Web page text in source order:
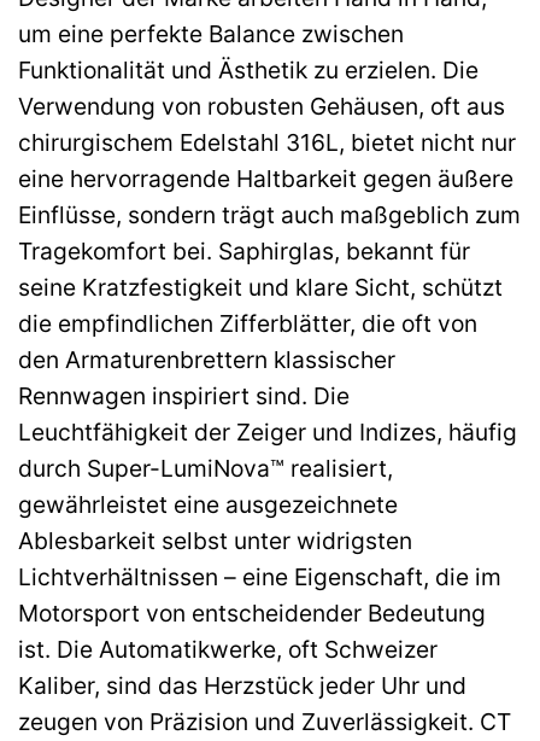
um eine perfekte Balance zwischen
Funktionalität und Ästhetik zu erzielen. Die
Verwendung von robusten Gehäusen, oft aus
chirurgischem Edelstahl 316L, bietet nicht nur
eine hervorragende Haltbarkeit gegen äußere
Einflüsse, sondern trägt auch maßgeblich zum
Tragekomfort bei. Saphirglas, bekannt für
seine Kratzfestigkeit und klare Sicht, schützt
die empfindlichen Zifferblätter, die oft von
den Armaturenbrettern klassischer
Rennwagen inspiriert sind. Die
Leuchtfähigkeit der Zeiger und Indizes, häufig
durch Super-LumiNova™ realisiert,
gewährleistet eine ausgezeichnete
Ablesbarkeit selbst unter widrigsten
Lichtverhältnissen – eine Eigenschaft, die im
Motorsport von entscheidender Bedeutung
ist. Die Automatikwerke, oft Schweizer
Kaliber, sind das Herzstück jeder Uhr und
zeugen von Präzision und Zuverlässigkeit. CT